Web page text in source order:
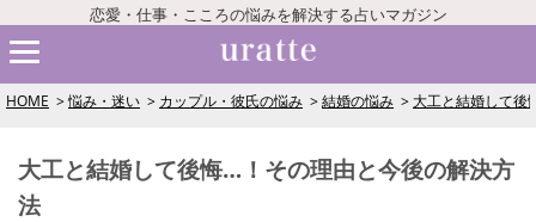
恋愛・仕事・こころの悩みを解決する占いマガジン
HOME 悩み・迷い カップル・彼氏の悩み 結婚の悩み 大工と結婚して後
大工と結婚して後悔…！その理由と今後の解決方
法